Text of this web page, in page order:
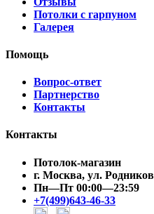
Потолки с гарпуном
Галерея
Помощь
Вопрос-ответ
Партнерство
Контакты
Контакты
Потолок-магазин
г. Москва, ул.
Пн—Пт 00:00—23:59
+7(499)643-46-33